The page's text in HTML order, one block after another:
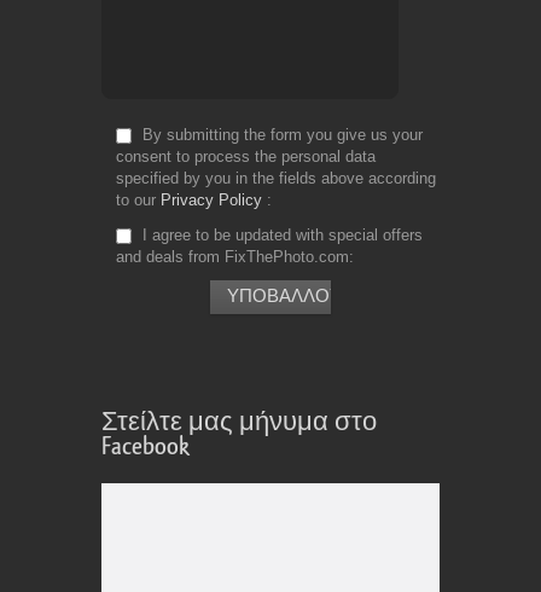
By submitting the form you give us your
consent to process the personal data
specified by you in the fields above according
to our Privacy Policy
I agree to be updated with special offers
and deals from FixThePhoto.com
Στείλτε μας μήνυμα στο
Facebook